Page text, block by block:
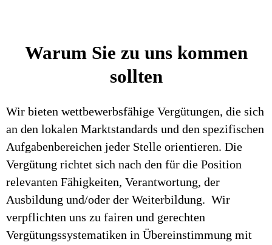
Warum Sie zu uns kommen
sollten
Wir bieten wettbewerbsfähige Vergütungen, die sich
an den lokalen Marktstandards und den spezifischen
Aufgabenbereichen jeder Stelle orientieren. Die
Vergütung richtet sich nach den für die Position
relevanten Fähigkeiten, Verantwortung, der
Ausbildung und/oder der Weiterbildung. Wir
verpflichten uns zu fairen und gerechten
Vergütungssystematiken in Übereinstimmung mit